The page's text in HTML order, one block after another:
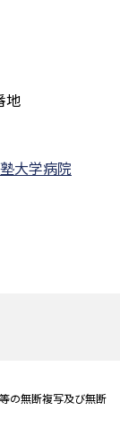
地
の無断複写及び無断